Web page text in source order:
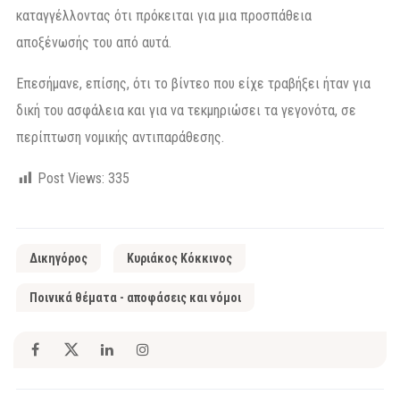
καταγγέλλοντας ότι πρόκειται για μια προσπάθεια
αποξένωσής του από αυτά.
Επεσήμανε, επίσης, ότι το βίντεο που είχε τραβήξει ήταν για
δική του ασφάλεια και για να τεκμηριώσει τα γεγονότα, σε
περίπτωση νομικής αντιπαράθεσης.
Post Views: 335
Δικηγόρος Κυριάκος Κόκκινος
Ποινικά θέματα - αποφάσεις και νόμοι